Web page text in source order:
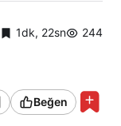
1dk, 22sn 244
Beğen